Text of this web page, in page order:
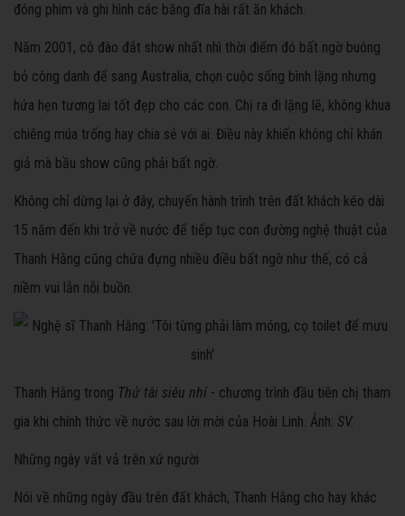
đóng phim và ghi hình các băng đĩa hài rất ăn khách.
Năm 2001, cô đào đắt show nhất nhì thời điểm đó bất ngờ buông
bỏ công danh để sang Australia, chọn cuộc sống bình lặng nhưng
hứa hẹn tương lai tốt đẹp cho các con. Chị ra đi lặng lẽ, không khua
chiêng múa trống hay chia sẻ với ai. Điều này khiến không chỉ khán
giả mà bầu show cũng phải bất ngờ.
Không chỉ dừng lại ở đây, chuyến hành trình trên đất khách kéo dài
15 năm đến khi trở về nước để tiếp tục con đường nghệ thuật của
Thanh Hằng cũng chứa đựng nhiều điều bất ngờ như thế, có cả
niềm vui lẫn nỗi buồn.
Thanh Hằng trong Thử tài siêu nhí - chương trình đầu tiên chị tham
gia khi chính thức về nước sau lời mời của Hoài Linh. Ảnh: SV.
Những ngày vất vả trên xứ người
Nói về những ngày đầu trên đất khách, Thanh Hằng cho hay khác